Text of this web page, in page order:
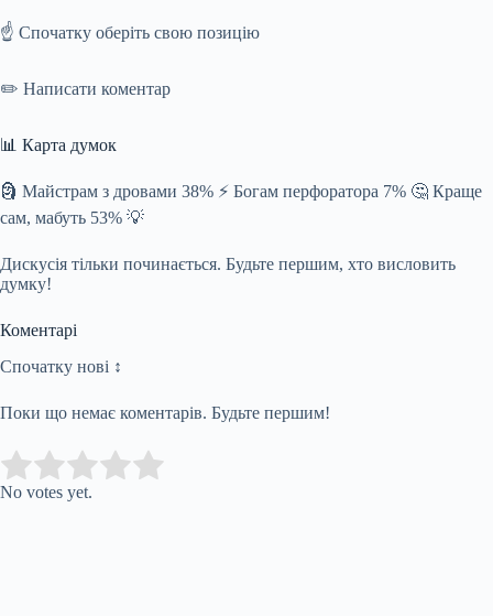
☝️ Спочатку оберіть свою позицію
✏️ Написати коментар
📊 Карта думок
🗿 Майстрам з дровами 38% ⚡ Богам перфоратора 7% 🤔 Краще
сам, мабуть 53% 💡
Дискусія тільки починається. Будьте першим, хто висловить
думку!
Коментарі
Спочатку нові ↕
Поки що немає коментарів. Будьте першим!
Rate this item:
No votes yet.